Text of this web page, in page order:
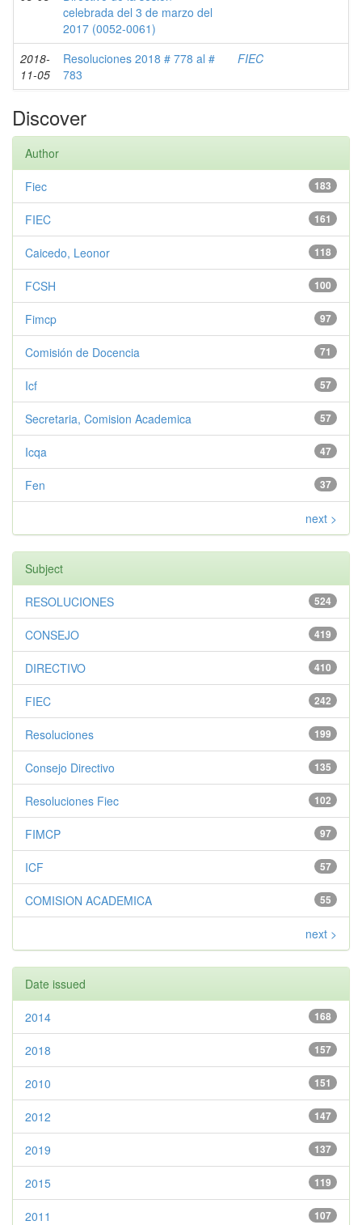
celebrada del 3 de marzo del
2017 (0052-0061)
2018-
11-05
Resoluciones 2018 # 778 al #
783
FIEC
Discover
Author
183
Fiec
161
FIEC
118
Caicedo, Leonor
100
FCSH
97
Fimcp
71
Comisión de Docencia
57
Icf
57
Secretaria, Comision Academica
47
Icqa
37
Fen
next >
Subject
524
RESOLUCIONES
419
CONSEJO
410
DIRECTIVO
242
FIEC
199
Resoluciones
135
Consejo Directivo
102
Resoluciones Fiec
97
FIMCP
57
ICF
55
COMISION ACADEMICA
next >
Date issued
168
2014
157
2018
151
2010
147
2012
137
2019
119
2015
107
2011